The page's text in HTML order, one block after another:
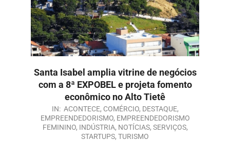
Santa Isabel amplia vitrine de negócios
com a 8ª EXPOBEL e projeta fomento
econômico no Alto Tietê
IN: ACONTECE, COMÉRCIO, DESTAQUE,
EMPREENDEDORISMO, EMPREENDEDORISMO
FEMININO, INDÚSTRIA, NOTÍCIAS, SERVIÇOS,
STARTUPS, TURISMO